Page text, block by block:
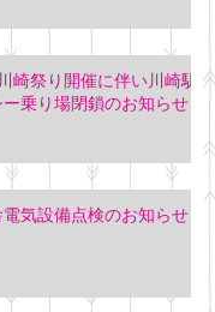
崎祭り開催に伴い川崎駅
乗り場閉鎖のお知らせ
電気設備点検のお知らせ